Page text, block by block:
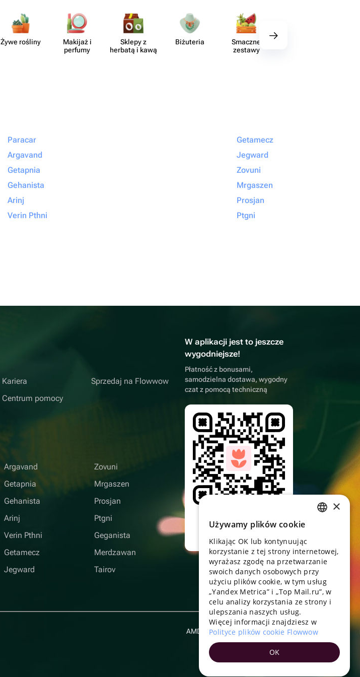
Żywe rośliny
Makijaż i
perfumy
Sklepy z
herbatą i kawą
Biżuteria
Smaczne
zestawy
Paracar
Argavand
Getapnia
Gehanista
Arinj
Verin Pthni
Getamecz
Jegward
Zovuni
Mrgaszen
Prosjan
Ptgni
Kariera
Centrum pomocy
Sprzedaj na Flowwow
Argavand
Getapnia
Gehanista
Arinj
Verin Pthni
Getamecz
Jegward
Zovuni
Mrgaszen
Prosjan
Ptgni
Geganista
Merdzawan
Tairov
W aplikacji jest to jeszcze
wygodniejsze!
Płatność z bonusami,
samodzielna dostawa, wygodny
czat z pomocą techniczną
pobierz aplikację
AMD Polski
UKRAINIAN
PORTUGUESE
SPANISH
TURKISH
×
Używamy plików cookie
Klikając OK lub kontynuując
korzystanie z tej strony internetowej,
wyrażasz zgodę na przetwarzanie
swoich danych osobowych przy
użyciu plików cookie, w tym usług
„Yandex Metrica” i „Top Mail.ru”, w
celu analizy korzystania ze strony i
ulepszania naszych usług.
Więcej informacji znajdziesz w
Polityce plików cookie Flowwow
OK